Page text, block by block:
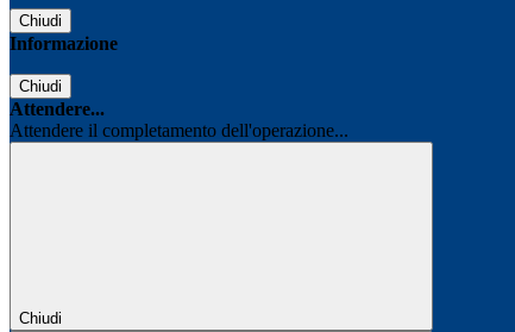
Chiudi
Informazione
Chiudi
Attendere...
Attendere il completamento dell'operazione...
Chiudi